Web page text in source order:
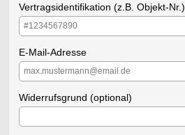
Vertragsidentifikation (z.B. Objekt-Nr.)
E-Mail-Adresse
Widerrufsgrund (optional)